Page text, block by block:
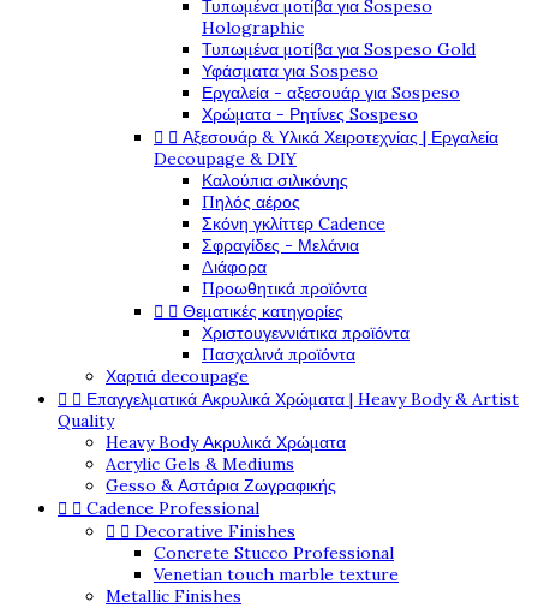
Τυπωμένα μοτίβα για Sospeso
Holographic
Τυπωμένα μοτίβα για Sospeso Gold
Υφάσματα για Sospeso
Εργαλεία - αξεσουάρ για Sospeso
Χρώματα - Ρητίνες Sospeso
  Αξεσουάρ & Υλικά Χειροτεχνίας | Εργαλεία
Decoupage & DIY
Καλούπια σιλικόνης
Πηλός αέρος
Σκόνη γκλίττερ Cadence
Σφραγίδες - Μελάνια
Διάφορα
Προωθητικά προϊόντα
  Θεματικές κατηγορίες
Χριστουγεννιάτικα προϊόντα
Πασχαλινά προϊόντα
Χαρτιά decoupage
  Επαγγελματικά Ακρυλικά Χρώματα | Heavy Body & Artist
Quality
Heavy Body Ακρυλικά Χρώματα
Acrylic Gels & Mediums
Gesso & Αστάρια Ζωγραφικής
  Cadence Professional
  Decorative Finishes
Concrete Stucco Professional
Venetian touch marble texture
Metallic Finishes